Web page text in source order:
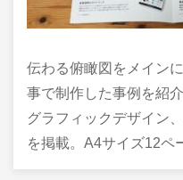
伝わる俯瞰図をメイン
事で制作した事例を紹
グラフィックデザイン
を掲載。A4サイズ12ペ